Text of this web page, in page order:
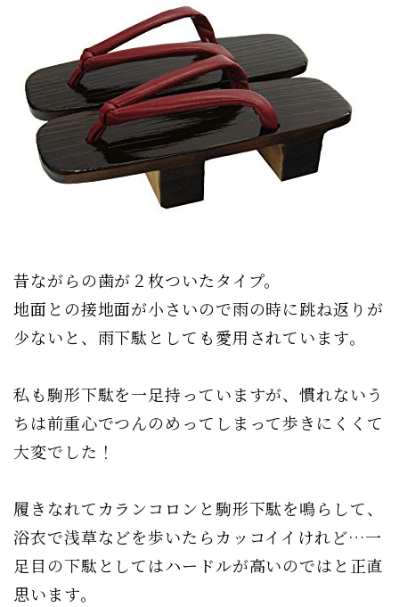
昔ながらの歯が２枚ついたタイプ。
地面との接地面が小さいので雨の時に跳ね返りが
少ないと、雨下駄としても愛用されています。
私も駒形下駄を一足持っていますが、慣れないう
ちは前重心でつんのめってしまって歩きにくくて
大変でした！
履きなれてカランコロンと駒形下駄を鳴らして、
浴衣で浅草などを歩いたらカッコイイけれど…一
足目の下駄としてはハードルが高いのではと正直
思います。